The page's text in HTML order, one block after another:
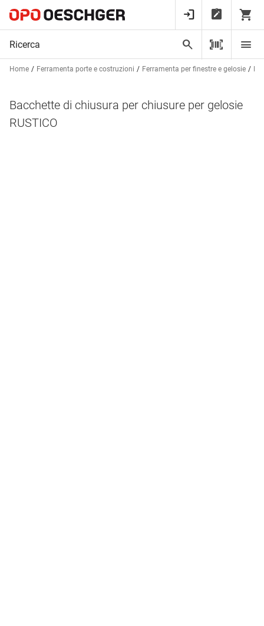
Home Ferramenta porte e costruzioni Ferramenta per finestre e gelosie
Bacchette di chiusura per chiusure per gelosie
RUSTICO